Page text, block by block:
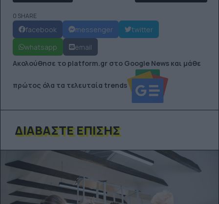
0 SHARE
facebook messenger
twitter
whatsapp
email
Ακολούθησε το platform.gr στο Google News και μάθε
πρώτος όλα τα τελευταία trends
ΔΙΑΒΆΣΤΕ ΕΠΊΣΗΣ